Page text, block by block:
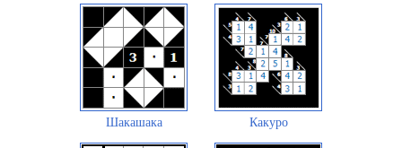
Шакашака Какуро